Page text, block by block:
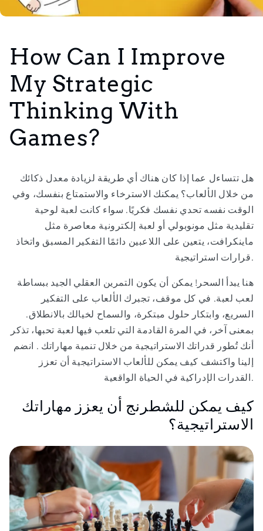
How Can I Improve
My Strategic
Thinking With
Games?
هل تتساءل عما إذا كان هناك أي طريقة لزيادة معدل ذكائك
من خلال الألعاب؟ يمكنك الاسترخاء والاستمتاع بنفسك، وفي
الوقت نفسه تحدي نفسك فكريًا. سواء كانت لعبة لوحية
تقليدية مثل مونوبولي أو لعبة إلكترونية معاصرة مثل
ماينكرافت، يتعين على اللاعبين دائمًا التفكير المسبق واتخاذ
قرارات استراتيجية.
هنا يبدأ السحر! يمكن أن يكون التمرين العقلي الجيد ببساطة
لعب لعبة. في كل موقف، تجبرك الألعاب على التفكير
السريع، وابتكار حلول مبتكرة، والسماح لخيالك بالانطلاق.
بمعنى آخر، في المرة القادمة التي تلعب فيها لعبة تحبها، تذكر
أنك تُطور قدراتك الاستراتيجية من خلال تنمية مهاراتك . انضم
إلينا واكتشف كيف يمكن للألعاب الاستراتيجية أن تعزز
القدرات الإدراكية في الحياة الواقعية.
كيف يمكن للشطرنج أن يعزز مهاراتك
الاستراتيجية؟